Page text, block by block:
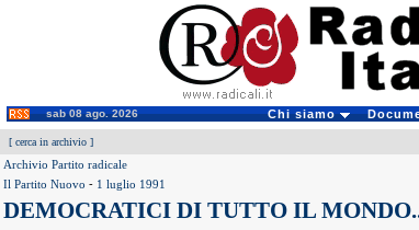
sab 08 ago. 2026 Chi siamo
[ cerca in archivio ]
Archivio Partito radicale
Il Partito Nuovo - 1 luglio 1991
DEMOCRATICI DI TUTTO IL